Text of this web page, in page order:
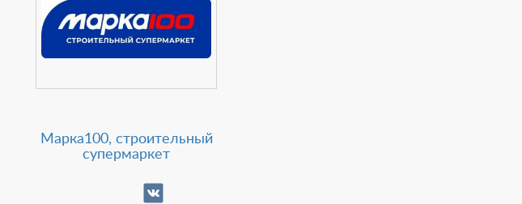
Марка100, строительный
супермаркет